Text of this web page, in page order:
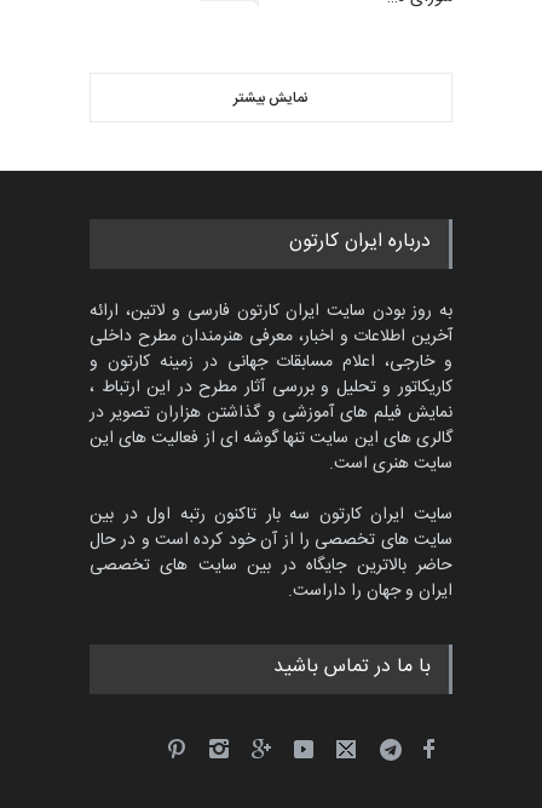
کتابخانۀ ممتا…
مسابقه بین‌المللی کارتون آیدین
دوغان، ترکیه،…
پنجمین مسابقۀ بین‌المللی
کارتون CARTUNION ، …
مهلت 3 ماه دیگر
مسابقۀ بین‌المللی کارتون و
کاریکاتور «البغلی…
مهلت
مهلت
گالری حدود یک ماه قبل
نمایش بیشتر
درباره ایران کارتون
به روز بودن سایت ایران کارتون فارسی و لاتین، ارائه
آخرین اطلاعات و اخبار، معرفی هنرمندان مطرح داخلی
و خارجی، اعلام مسابقات جهانی در زمینه کارتون و
کاریکاتور و تحلیل و بررسی آثار مطرح در این ارتباط ،
نمایش فیلم های آموزشی و گذاشتن هزاران تصویر در
گالری های این سایت تنها گوشه ای از فعالیت های این
سایت هنری است.
سایت ایران کارتون سه بار تاکنون رتبه اول در بین
سایت های تخصصی را از آن خود کرده است و در حال
حاضر بالاترین جایگاه در بین سایت های تخصصی
ایران و جهان را داراست.
با ما در تماس باشید